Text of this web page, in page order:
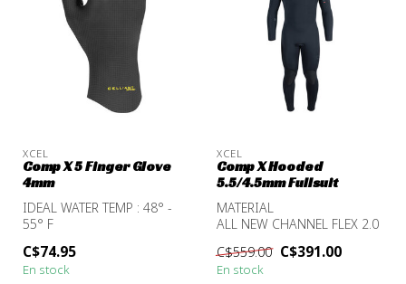
XCEL
Comp X 5 Finger Glove
4mm
IDEAL WATER TEMP : 48° -
55° F
C$74.95
En stock
XCEL
Comp X Hooded
5.5/4.5mm Fullsuit
MATERIAL
ALL NEW CHANNEL FLEX 2.0
NANOPRENE LITE
C$559.00 C$391.00
En stock